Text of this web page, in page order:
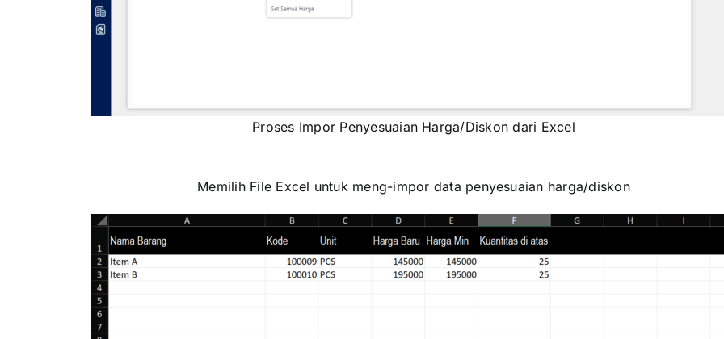
Proses Impor Penyesuaian Harga/Diskon dari Excel
Memilih File Excel untuk meng-impor data penyesuaian harga/diskon